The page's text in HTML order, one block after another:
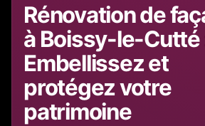
Rénovation de
à Boissy-le-Cutté
Embellissez et
protégez votre
patrimoine